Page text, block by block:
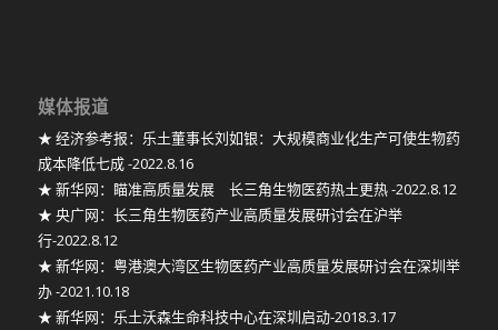
媒体报道
★ 经济参考报：乐土董事长刘如银：大规模商业化生产可使生物药
成本降低七成 -2022.8.16
★ 新华网：瞄准高质量发展 长三角生物医药热土更热 -2022.8.12
★ 央广网：长三角生物医药产业高质量发展研讨会在沪举
行-2022.8.12
★ 新华网：粤港澳大湾区生物医药产业高质量发展研讨会在深圳举
办 -2021.10.18
★ 新华网：乐土沃森生命科技中心在深圳启动-2018.3.17